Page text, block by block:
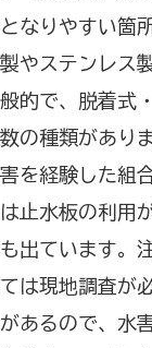
なりやすい箇
やステンレス
的で、脱着式
の種類があり
を経験した組
止水板の利用
出ています。
は現地調査が
あるので、水